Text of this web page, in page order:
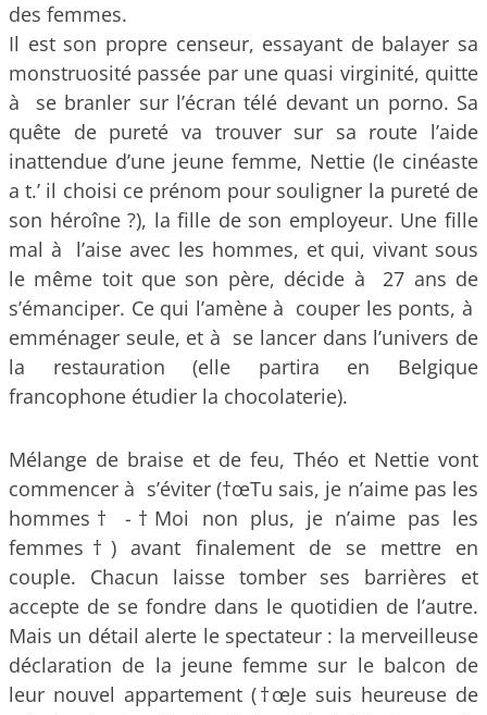
des femmes.
Il est son propre censeur, essayant de balayer sa
monstruosité passée par une quasi virginité, quitte
à se branler sur l’écran télé devant un porno. Sa
quête de pureté va trouver sur sa route l’aide
inattendue d’une jeune femme, Nettie (le cinéaste
a t.’ il choisi ce prénom pour souligner la pureté de
son héroîne ?), la fille de son employeur. Une fille
mal à l’aise avec les hommes, et qui, vivant sous
le même toit que son père, décide à 27 ans de
s’émanciper. Ce qui l’amène à couper les ponts, à
emménager seule, et à se lancer dans l’univers de
la restauration (elle partira en Belgique
francophone étudier la chocolaterie).
Mélange de braise et de feu, Théo et Nettie vont
commencer à s’éviter (†œTu sais, je n’aime pas les
hommes† -†Moi non plus, je n’aime pas les
femmes†) avant finalement de se mettre en
couple. Chacun laisse tomber ses barrières et
accepte de se fondre dans le quotidien de l’autre.
Mais un détail alerte le spectateur : la merveilleuse
déclaration de la jeune femme sur le balcon de
leur nouvel appartement (†œJe suis heureuse de